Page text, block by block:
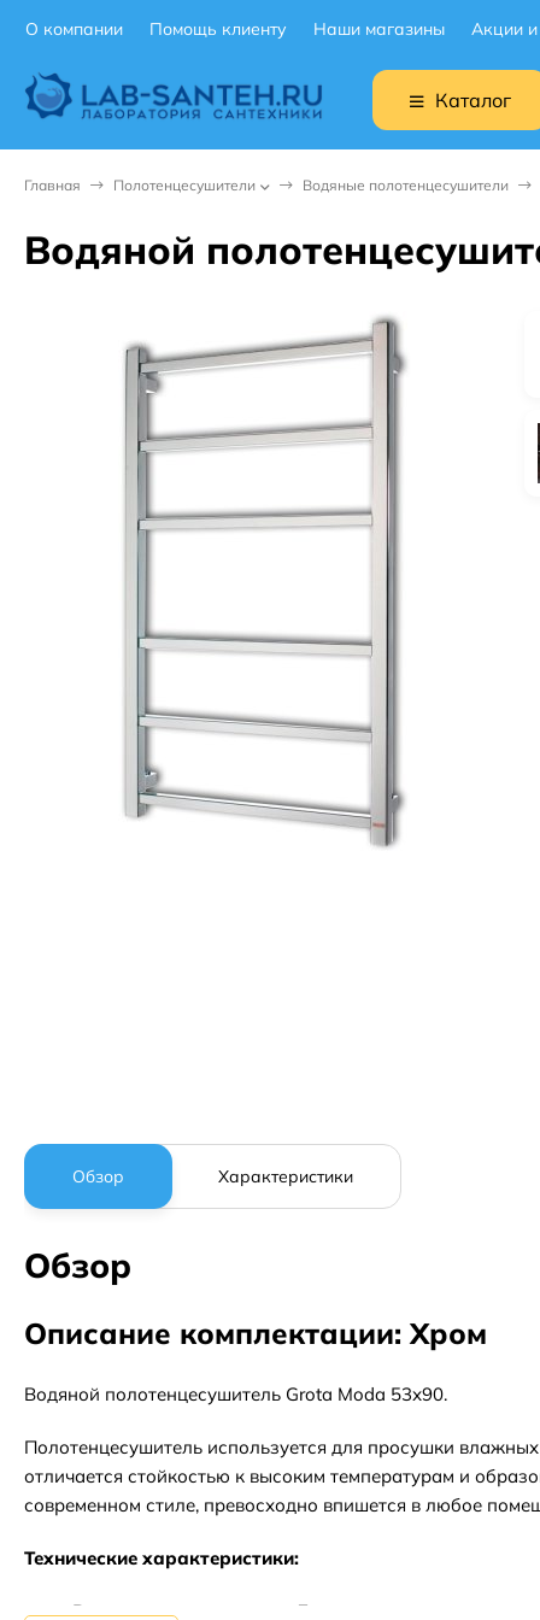
О компании Помощь клиенту Наши магазины Акции
Каталог
Главная Полотенцесушители Водяные полотенцесушители
Водяной
Обзор Характеристики
Обзор
Описание комплектации: Хром
Водяной полотенцесушитель Grota Moda 53х90.
Полотенцесушитель используется для просушки
отличается стойкостью к высоким температурам и
современном стиле, превосходно впишется в любое
Технические характеристики:
Вид полотенцесушителя: Лесенка.